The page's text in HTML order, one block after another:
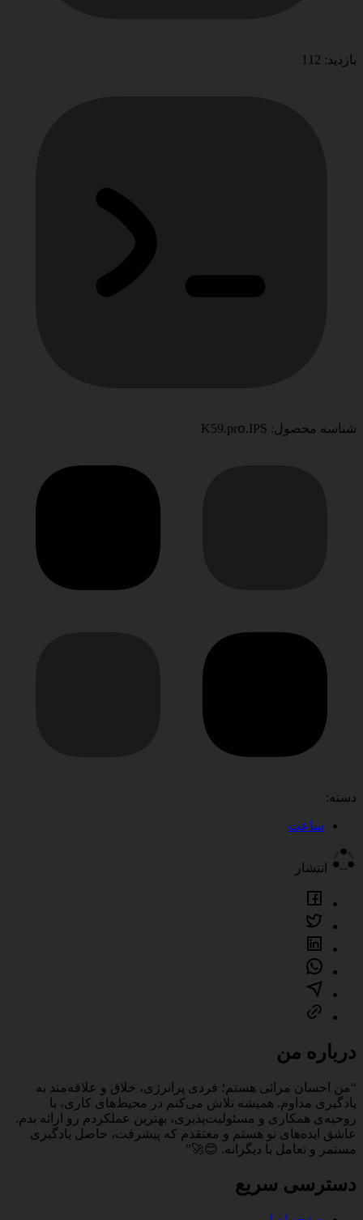
بازدید: 112
شناسه محصول: Κ59.рrօ.IPS
دسته:
ساعت
انتشار
درباره من
“من احسان مرائی هستم؛ فردی پرانرژی، خلاق و علاقه‌مند به
یادگیری مداوم. همیشه تلاش می‌کنم در محیط‌های کاری، با
روحیه‌ی همکاری و مسئولیت‌پذیری، بهترین عملکردم رو ارائه بدم.
عاشق ایده‌های نو هستم و معتقدم که پیشرفت، حاصل یادگیری
مستمر و تعامل با دیگرانه. 😊🚀”
دسترسی سریع